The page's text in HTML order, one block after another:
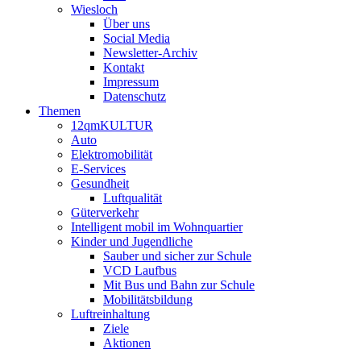
Wiesloch
Über uns
Social Media
Newsletter-Archiv
Kontakt
Impressum
Datenschutz
Themen
12qmKULTUR
Auto
Elektromobilität
E-Services
Gesundheit
Luftqualität
Güterverkehr
Intelligent mobil im Wohnquartier
Kinder und Jugendliche
Sauber und sicher zur Schule
VCD Laufbus
Mit Bus und Bahn zur Schule
Mobilitätsbildung
Luftreinhaltung
Ziele
Aktionen